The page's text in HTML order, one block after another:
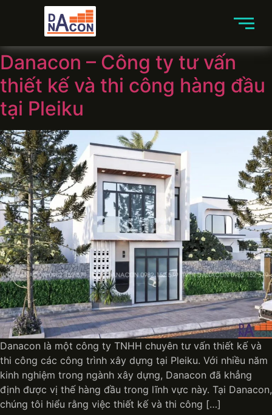
Danacon – Công ty tư vấn
thiết kế và thi công hàng đầu
tại Pleiku
Danacon là một công ty TNHH chuyên tư vấn thiết kế và
thi công các công trình xây dựng tại Pleiku. Với nhiều năm
kinh nghiệm trong ngành xây dựng, Danacon đã khẳng
định được vị thế hàng đầu trong lĩnh vực này. Tại Danacon,
chúng tôi hiểu rằng việc thiết kế và thi công […]